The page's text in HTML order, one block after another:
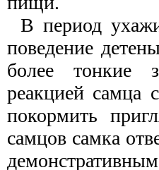
В период
поведение
более тонкие
реакцией самца
покормить
самцов самка